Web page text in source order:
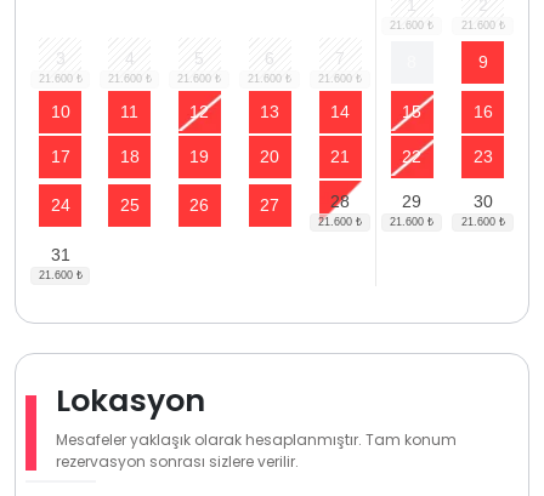
1 2
3 4 5 6 7 9
10 11 12 13 14 15 16
17 18 19 20 21 22 23
24 25 26 27 28 29 30
31
Lokasyon
Mesafeler yaklaşık olarak hesaplanmıştır. Tam konum
rezervasyon sonrası sizlere verilir.